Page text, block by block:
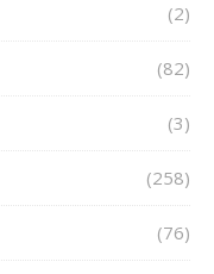
(2)
(82)
(3)
(258)
(76)